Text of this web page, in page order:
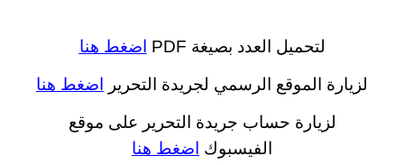
لتحميل العدد بصيغة PDF
اضغط هنا
لزيارة الموقع الرسمي لجريدة التحرير
اضغط هنا
لزيارة حساب جريدة التحرير على موقع
الفيسبوك اضغط هنا